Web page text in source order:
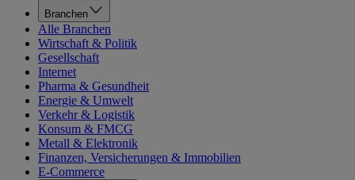
Branchen
Alle Branchen
Wirtschaft & Politik
Gesellschaft
Internet
Pharma & Gesundheit
Energie & Umwelt
Verkehr & Logistik
Konsum & FMCG
Metall & Elektronik
Finanzen, Versicherungen & Immobilien
E-Commerce